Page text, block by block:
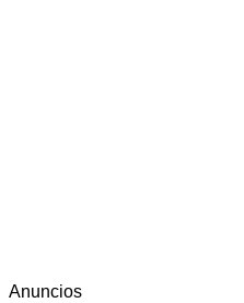
Anuncios